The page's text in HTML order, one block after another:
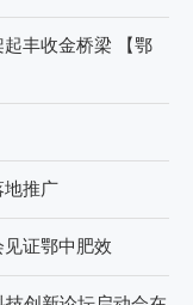
丰收金桥梁 【鄂
地推广
证鄂中肥效